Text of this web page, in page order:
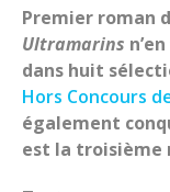
Premier roman
Ultramarins
dans huit
Hors Concours
également
est la troisième